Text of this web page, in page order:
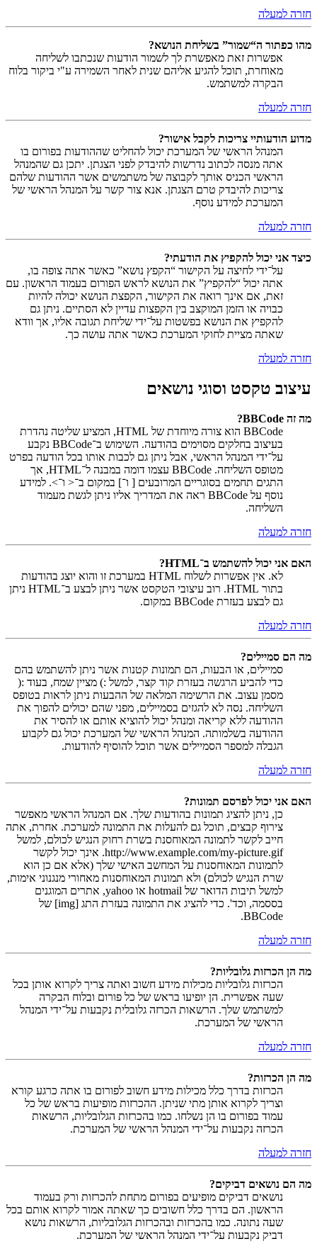
חזרה למעלה
מהו כפתור ה“שמור” בשליחת הנושא?
אפשרות זאת מאפשרת לך לשמור הודעות שנכתבו לשליחה
מאוחרת, תוכל להגיע אליהם שנית לאחר השמירה ע"י ביקור בלוח
הבקרה למשתמש.
חזרה למעלה
מדוע הודעותיי צריכות לקבל אישור?
המנהל הראשי של המערכת יכול להחליט שההודעות בפורום בו
אתה מנסה לכתוב נדרשות להיבדק לפני הצגתן. יתכן גם שהמנהל
הראשי הכניס אותך לקבוצה של משתמשים אשר ההודעות שלהם
צריכות להיבדק טרם הצגתן. אנא צור קשר על המנהל הראשי של
המערכת למידע נוסף.
חזרה למעלה
כיצד אני יכול להקפיץ את הודעתי?
על־ידי לחיצה על הקישור “הקפץ נושא” כאשר אתה צופה בו,
אתה יכול “להקפיץ” את הנושא לראש הפורום בעמוד הראשון. עם
זאת, אם אינך רואה את הקישור, הקפצת הנושא יכולה להיות
כבויה או הזמן המוקצב בין הקפצות עדיין לא הסתיים. ניתן גם
להקפיץ את הנושא בפשטות על־ידי שליחת תגובה אליו, אך וודא
שאתה מציית לחוקי המערכת כאשר אתה עושה כך.
חזרה למעלה
עיצוב טקסט וסוגי נושאים
מה זה BBCode?
BBCode הוא צורה מיוחדת של HTML, המציע שליטה נהדרת
בעיצוב בחלקים מסוימים בהודעה. השימוש ב־BBCode נקבע
על־ידי המנהל הראשי, אבל ניתן גם לכבות אותו בכל הודעה בפרט
מטופס השליחה. BBCode עצמו דומה במבנה ל־HTML, אך
התגים תחמים בסוגריים המרובעים [ ו־] במקום ב־< ו־>. למידע
נוסף על BBCode ראה את המדריך אליו ניתן לגשת מעמוד
השליחה.
חזרה למעלה
האם אני יכול להשתמש ב־HTML?
לא. אין אפשרות לשלוח HTML במערכת זו והוא יוצג בהודעות
בתור HTML. רוב עיצובי הטקסט אשר ניתן לבצע ב־HTML ניתן
גם לבצע בעזרת BBCode במקום.
חזרה למעלה
מה הם סמיילים?
סמיילים, או הבעות, הם תמונות קטנות אשר ניתן להשתמש בהם
כדי להביע הרגשה בעזרת קוד קצר, למשל :) מציין שמח, בעוד :(
מסמן עצוב. את הרשימה המלאה של ההבעות ניתן לראות בטופס
השליחה. נסה לא להגזים בסמיילים, מפני שהם יכולים להפוך את
ההודעה ללא קריאה ומנהל יכול להוציא אותם או להסיר את
ההודעה בשלמותה. המנהל הראשי של המערכת יכול גם לקבוע
הגבלה למספר הסמיילים אשר תוכל להוסיף להודעות.
חזרה למעלה
האם אני יכול לפרסם תמונות?
כן, ניתן להציג תמונות בהודעות שלך. אם המנהל הראשי מאפשר
צירוף קבצים, תוכל גם להעלות את התמונה למערכת. אחרת, אתה
חייב לקשר לתמונה המאוחסנת בשרת רחוק הנגיש לכולם, למשל
http://www.example.com/my-picture.gif. אינך יכול לקשר
לתמונות המאוחסנות על המחשב האישי שלך (אלא אם כן הוא
שרת הנגיש לכולם) ולא תמונות המאוחסנות מאחורי מנגנוני אימות,
למשל תיבות הדואר של hotmail או yahoo, אתרים המוגנים
בססמה, וכד'. כדי להציג את התמונה בעזרת התג [img] של
BBCode.
חזרה למעלה
מה הן הכרזות גלובליות?
הכרזות גלובליות מכילות מידע חשוב ואתה צריך לקרוא אותן בכל
שעה אפשרית. הן יופיעו בראש של כל פורום ובלוח הבקרה
למשתמש שלך. הרשאות הכרזה גלובלית נקבעות על־ידי המנהל
הראשי של המערכת.
חזרה למעלה
מה הן הכרזות?
הכרזות בדרך כלל מכילות מידע חשוב לפורום בו אתה כרגע קורא
וצריך לקרוא אותן מתי שניתן. ההכרזות מופיעות בראש של כל
עמוד בפורום בו הן נשלחו. כמו בהכרזות הגלובליות, הרשאות
הכרזה נקבעות על־ידי המנהל הראשי של המערכת.
חזרה למעלה
מה הם נושאים דביקים?
נושאים דביקים מופיעים בפורום מתחת להכרזות ורק בעמוד
הראשון. הם בדרך כלל חשובים כך שאתה אמור לקרוא אותם בכל
שעה נתונה. כמו בהכרזות ובהכרזות הגלובליות, הרשאות נושא
דביק נקבעות על־ידי המנהל הראשי של המערכת.